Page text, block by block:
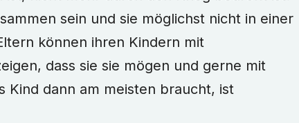
sein und sie möglichst nicht in einer
können ihren Kindern mit
dass sie sie mögen und gerne mit
Kind dann am meisten braucht, ist